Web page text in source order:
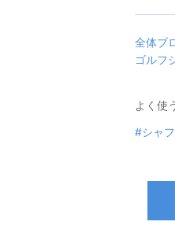
全体ブ
ゴルフ
よく使
#シャ